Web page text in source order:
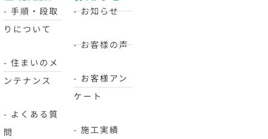
- 手順・段取
りについて
- 住まいのメ
ンテナンス
- よくある質
問
- お知らせ
- お客様の声
- お客様アン
ケート
- 施工実績